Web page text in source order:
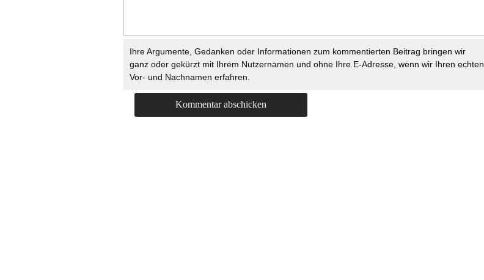
Ihre Argumente, Gedanken oder Informationen zum kommentierten Beitrag bringen wir
ganz oder gekürzt mit Ihrem Nutzernamen und ohne Ihre E-Adresse, wenn wir Ihren echten
Vor- und Nachnamen erfahren.